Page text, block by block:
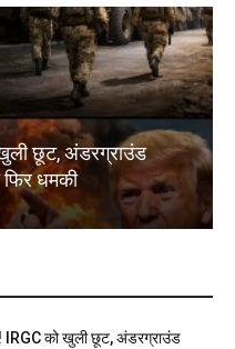
छूट, अंडरग्राउंड
फिर धमकी
को खुली छूट, अंडरग्राउंड